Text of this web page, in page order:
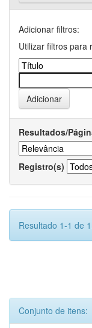
Adicionar filtros:
Utilizar filtros para
Resultados/
Registro(s)
Resultado 1-1 de
Conjunto de itens: